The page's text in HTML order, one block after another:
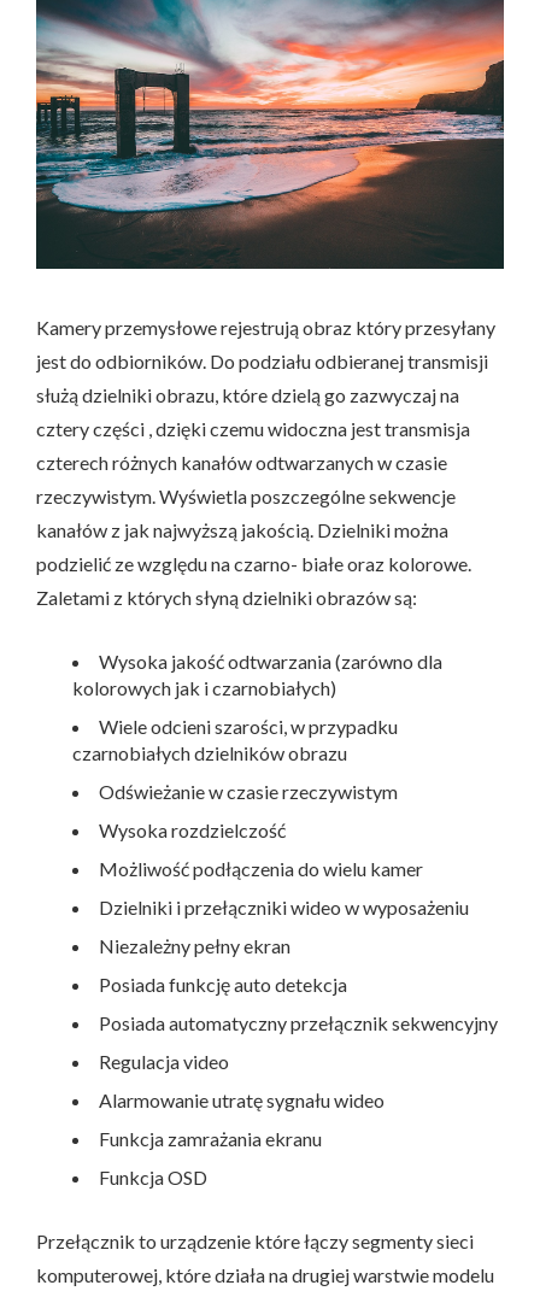
Kamery przemysłowe rejestrują obraz który przesyłany
jest do odbiorników. Do podziału odbieranej transmisji
służą dzielniki obrazu, które dzielą go zazwyczaj na
cztery części , dzięki czemu widoczna jest transmisja
czterech różnych kanałów odtwarzanych w czasie
rzeczywistym. Wyświetla poszczególne sekwencje
kanałów z jak najwyższą jakością. Dzielniki można
podzielić ze względu na czarno- białe oraz kolorowe.
Zaletami z których słyną dzielniki obrazów są:
Wysoka jakość odtwarzania (zarówno dla
kolorowych jak i czarnobiałych)
Wiele odcieni szarości, w przypadku
czarnobiałych dzielników obrazu
Odświeżanie w czasie rzeczywistym
Wysoka rozdzielczość
Możliwość podłączenia do wielu kamer
Dzielniki i przełączniki wideo w wyposażeniu
Niezależny pełny ekran
Posiada funkcję auto detekcja
Posiada automatyczny przełącznik sekwencyjny
Regulacja video
Alarmowanie utratę sygnału wideo
Funkcja zamrażania ekranu
Funkcja OSD
Przełącznik to urządzenie które łączy segmenty sieci
komputerowej, które działa na drugiej warstwie modelu